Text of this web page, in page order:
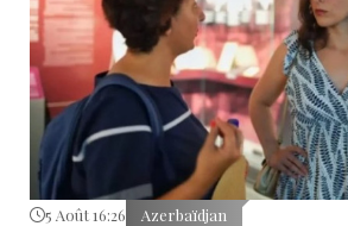
5 Août 16:26 Azerbaïdjan